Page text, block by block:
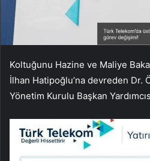
Koltuğunu Hazine ve Maliye
İlhan Hatipoğlu’na devreden Dr.
Yönetim Kurulu Başkan